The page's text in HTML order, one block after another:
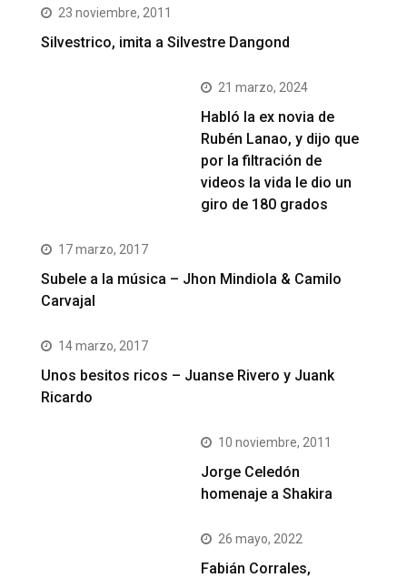
23 noviembre, 2011
Silvestrico, imita a Silvestre Dangond
21 marzo, 2024
Habló la ex novia de
Rubén Lanao, y dijo que
por la filtración de
videos la vida le dio un
giro de 180 grados
17 marzo, 2017
Subele a la música – Jhon Mindiola & Camilo
Carvajal
14 marzo, 2017
Unos besitos ricos – Juanse Rivero y Juank
Ricardo
10 noviembre, 2011
Jorge Celedón
homenaje a Shakira
26 mayo, 2022
Fabián Corrales,